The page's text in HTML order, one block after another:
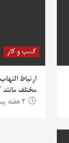
کسب و کار
ارتباط
مختلف مانند HPV
2 هفته پیش